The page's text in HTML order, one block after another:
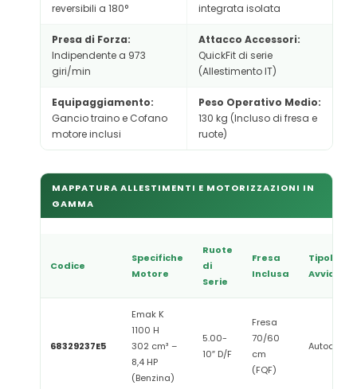
reversibili a 180°
integrata isolata
Presa di Forza:
Indipendente a 973
giri/min
Attacco Accessori:
QuickFit di serie
(Allestimento IT)
Equipaggiamento:
Gancio traino e Cofano
motore inclusi
Peso Operativo Medio:
130 kg (Incluso di fresa e
ruote)
MAPPATURA ALLESTIMENTI E MOTORIZZAZIONI IN
GAMMA
Codice
Specifiche
Motore
Ruote
di
Serie
Fresa
Inclusa
Tipologia
68329237E5
Emak K
1100 H
302 cm³ –
8,4 HP
(Benzina)
5.00-
10″ D/F
Fresa
70/60
cm
(FQF)